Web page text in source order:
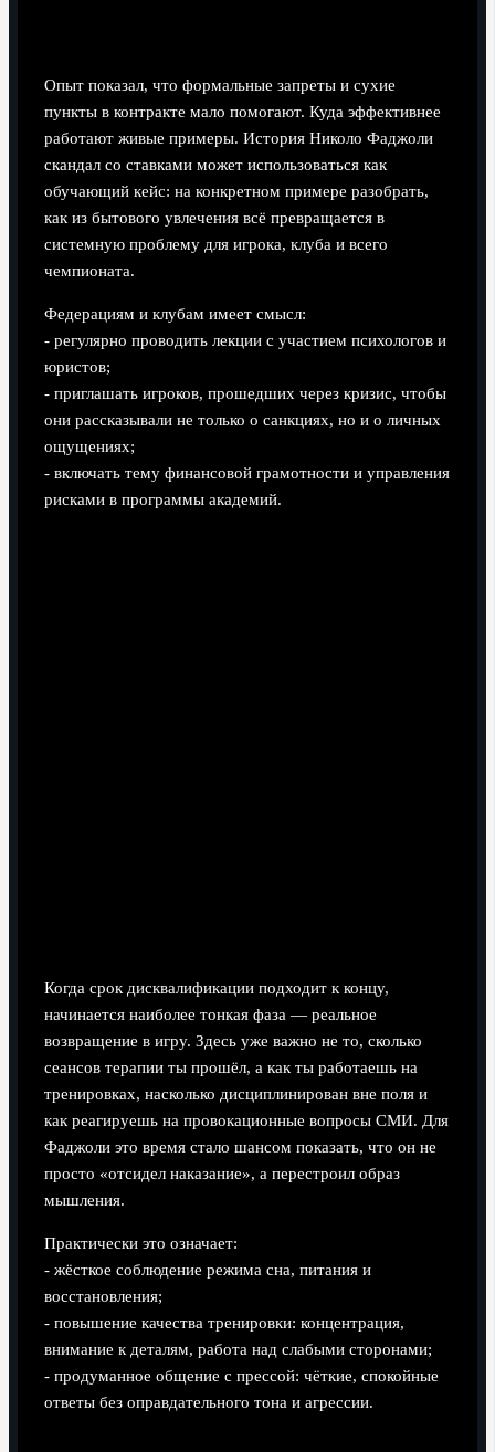
Опыт показал, что формальные запреты и сухие
пункты в контракте мало помогают. Куда эффективнее
работают живые примеры. История Николо Фаджоли
скандал со ставками может использоваться как
обучающий кейс: на конкретном примере разобрать,
как из бытового увлечения всё превращается в
системную проблему для игрока, клуба и всего
чемпионата.
Федерациям и клубам имеет смысл:
- регулярно проводить лекции с участием психологов и
юристов;
- приглашать игроков, прошедших через кризис, чтобы
они рассказывали не только о санкциях, но и о личных
ощущениях;
- включать тему финансовой грамотности и управления
рисками в программы академий.
Когда срок дисквалификации подходит к концу,
начинается наиболее тонкая фаза — реальное
возвращение в игру. Здесь уже важно не то, сколько
сеансов терапии ты прошёл, а как ты работаешь на
тренировках, насколько дисциплинирован вне поля и
как реагируешь на провокационные вопросы СМИ. Для
Фаджоли это время стало шансом показать, что он не
просто «отсидел наказание», а перестроил образ
мышления.
Практически это означает:
- жёсткое соблюдение режима сна, питания и
восстановления;
- повышение качества тренировки: концентрация,
внимание к деталям, работа над слабыми сторонами;
- продуманное общение с прессой: чёткие, спокойные
ответы без оправдательного тона и агрессии.